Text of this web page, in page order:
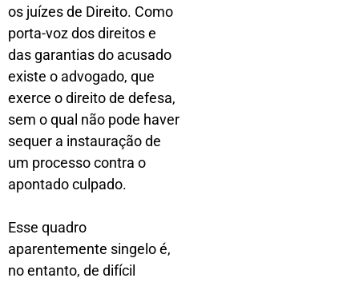
os juízes de Direito. Como
porta-voz dos direitos e
das garantias do acusado
existe o advogado, que
exerce o direito de defesa,
sem o qual não pode haver
sequer a instauração de
um processo contra o
apontado culpado.
Esse quadro
aparentemente singelo é,
no entanto, de difícil